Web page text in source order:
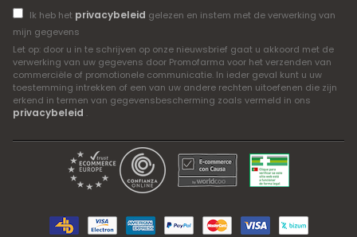
Ik heb het privacybeleid gelezen en instem met de verwerking van
mijn gegevens
Let op: door u in te schrijven op onze nieuwsbrief gaat u akkoord met de
verwerking van uw gegevens door Promofarma voor het verzenden van
commerciële of promotionele communicatie. In ieder geval kunt u uw
toestemming intrekken of een van uw andere rechten uitoefenen die zijn
erkend in termen van gegevensbescherming zoals vermeld in ons
privacybeleid .